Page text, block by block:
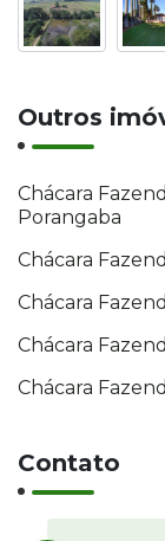
Outros
Chácara
Porangaba
Chácara
Chácara
Chácara
Chácara
Contato